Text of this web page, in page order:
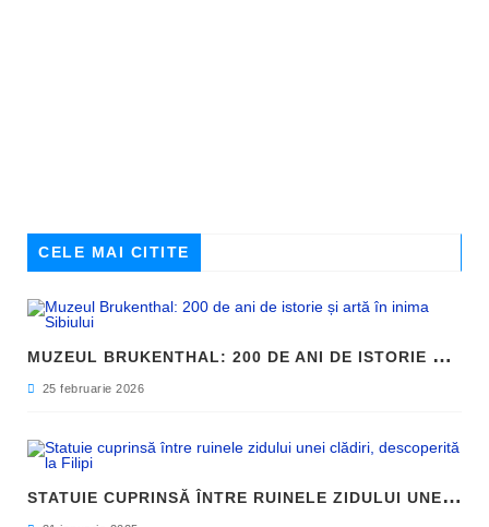
CELE MAI CITITE
M
UZEUL BRUKENTHAL: 200 DE ANI DE ISTORIE ȘI ARTĂ ÎN INIMA SIBIULUI
25 februarie 2026
S
TATUIE CUPRINSĂ ÎNTRE RUINELE ZIDULUI UNEI CLĂDIRI, DESCOPERITĂ LA FILIPI